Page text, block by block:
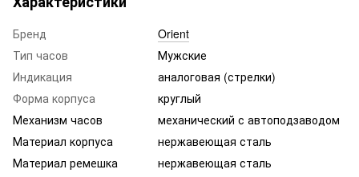
Бренд
Orient
Тип часов
Мужские
Индикация
аналоговая (стрелки)
Форма корпуса
круглый
Механизм часов
механический с автоподзаводом
Материал корпуса
нержавеющая сталь
Материал ремешка
нержавеющая сталь